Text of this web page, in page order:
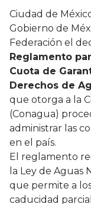
Ciudad de
Gobierno de
Federación el
Reglamento
Cuota de
Derechos de
que otorga a la
(Conagua)
administrar las
en el país.
El reglamento
la Ley de Aguas
que permite a
caducidad